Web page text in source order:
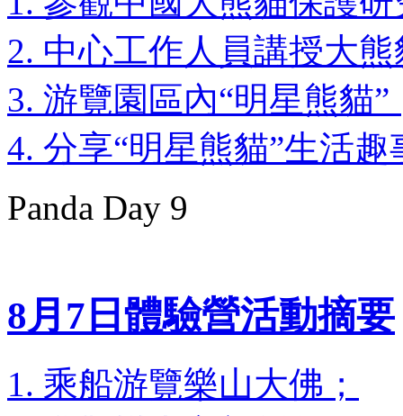
2. 中心工作人員講授大
3. 游覽園區內“明星熊貓”
4. 分享“明星熊貓”生活趣
Panda Day 9
8月7日體驗營活動摘要
1. 乘船游覽樂山大佛；